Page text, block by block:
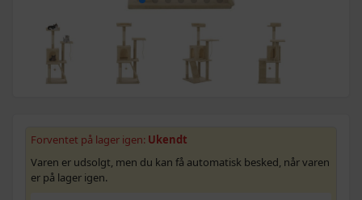
Forventet på lager igen: Ukendt
Varen er udsolgt, men du kan få automatisk besked, når varen
er på lager igen.